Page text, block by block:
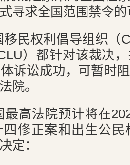
寻求全国范围禁令
移民权利倡导组织（
）都针对该裁决
诉讼成功，可暂时
院。
最高法院预计将在
修正案和出生公
定：